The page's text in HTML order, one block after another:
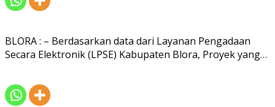
BLORA : – Berdasarkan data dari Layanan Pengadaan
Secara Elektronik (LPSE) Kabupaten Blora, Proyek yang…